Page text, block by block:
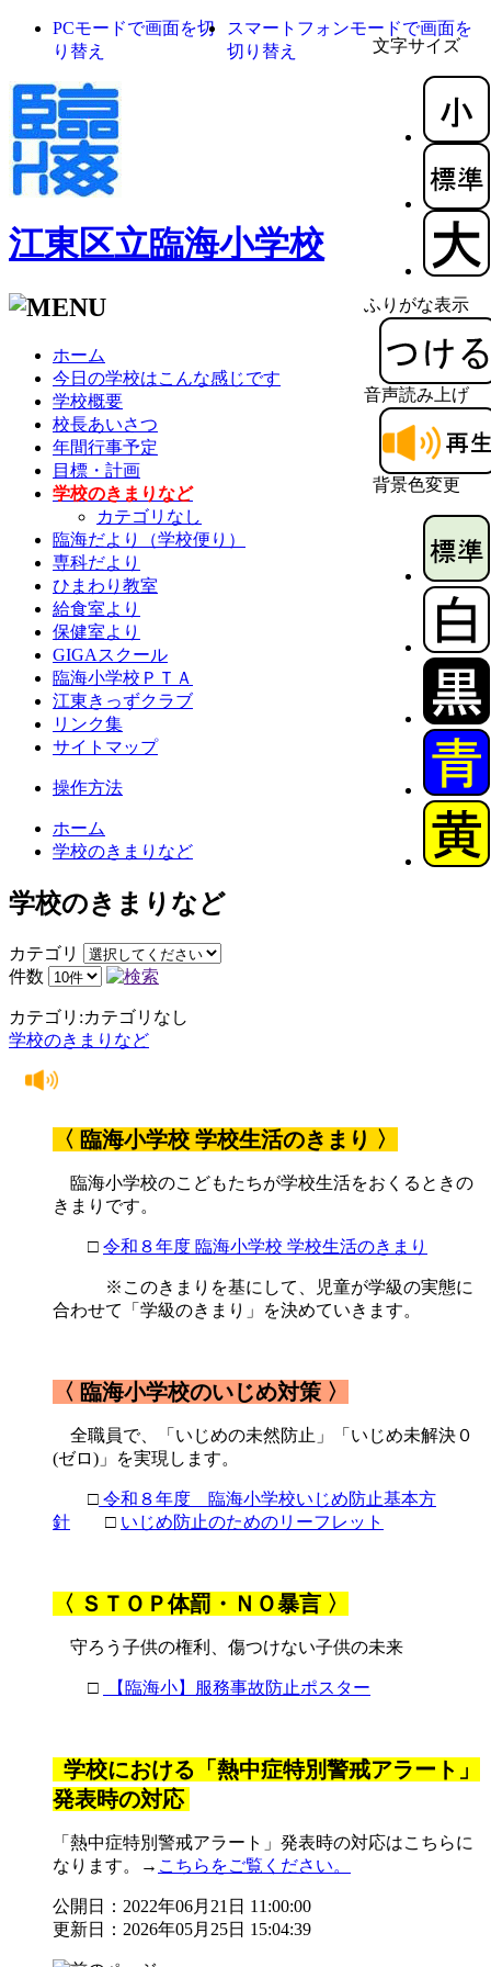
文字サイズ
ふりがな表示
音声読み上げ
背景色変更
PCモードで画面を切
り替え
スマートフォンモードで画面を
切り替え
江東区立臨海小学校
ホーム
今日の学校はこんな感じです
学校概要
校長あいさつ
年間行事予定
目標・計画
学校のきまりなど
カテゴリなし
臨海だより（学校便り）
専科だより
ひまわり教室
給食室より
保健室より
GIGAスクール
臨海小学校ＰＴＡ
江東きっずクラブ
リンク集
サイトマップ
操作方法
ホーム
学校のきまりなど
学校のきまりなど
カテゴリ
件数
カテゴリ:カテゴリなし
学校のきまりなど
〈 臨海小学校 学校生活のきまり 〉
臨海小学校のこどもたちが学校生活をおくるときの
きまりです。
□ 令和８年度 臨海小学校 学校生活のきまり
※このきまりを基にして、児童が学級の実態に
合わせて「学級のきまり」を決めていきます。
〈 臨海小学校のいじめ対策 〉
全職員で、「いじめの未然防止」「いじめ未解決０
(ゼロ)」を実現します。
□ 令和８年度 臨海小学校いじめ防止基本方
針 □ いじめ防止のためのリーフレット
〈 ＳＴＯＰ体罰・ＮＯ暴言 〉
守ろう子供の権利、傷つけない子供の未来
□ 【臨海小】服務事故防止ポスター
学校における「熱中症特別警戒アラート」
発表時の対応
「熱中症特別警戒アラート」発表時の対応はこちらに
なります。
→ こちらをご覧ください。
公開日：2022年06月21日 11:00:00
更新日：2026年05月25日 15:04:39